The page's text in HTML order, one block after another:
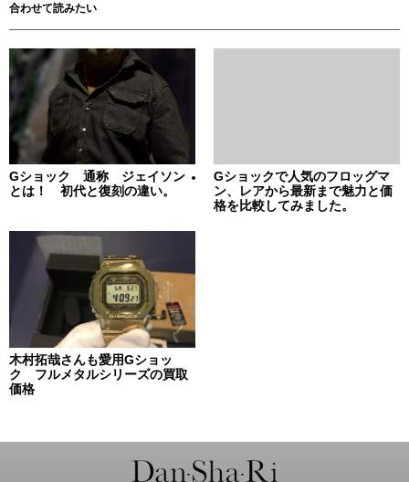
合わせて読みたい
Gショック 通称 ジェイソン
とは！ 初代と復刻の違い。
Gショックで人気のフロッグマ
ン、レアから最新まで魅力と価
格を比較してみました。
木村拓哉さんも愛用Gショッ
ク フルメタルシリーズの買取
価格